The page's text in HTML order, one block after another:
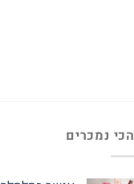
הכי נמכרים